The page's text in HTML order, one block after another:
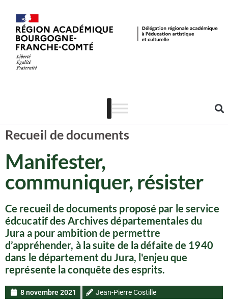
Recueil de documents
Manifester,
communiquer, résister
Ce recueil de documents proposé par le service
édcucatif des Archives départementales du
Jura a pour ambition de permettre
d’appréhender, à la suite de la défaite de 1940
dans le département du Jura, l'enjeu que
représente la conquête des esprits.
8 novembre 2021 Jean-Pierre Costille